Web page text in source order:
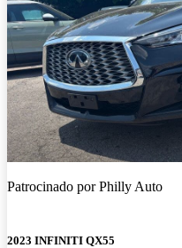
Patrocinado porPhilly Auto
2023 INFINITI QX55